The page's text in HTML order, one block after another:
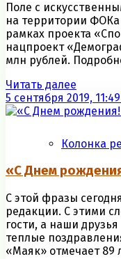
Поле с
на территории
рамках проекта
нацпроект
млн рублей.
Читать далее
5 сентября 2019, 11:49
Колонка
«С Днем
С этой фразы
редакции. С этими
гости, а наши
теплые
«Маяк» отмечает 89